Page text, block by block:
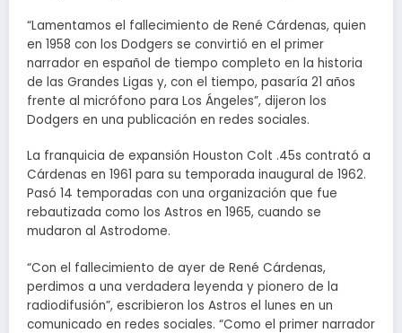
“Lamentamos el fallecimiento de René Cárdenas, quien
en 1958 con los Dodgers se convirtió en el primer
narrador en español de tiempo completo en la historia
de las Grandes Ligas y, con el tiempo, pasaría 21 años
frente al micrófono para Los Ángeles”, dijeron los
Dodgers en una publicación en redes sociales.
La franquicia de expansión Houston Colt .45s contrató a
Cárdenas en 1961 para su temporada inaugural de 1962.
Pasó 14 temporadas con una organización que fue
rebautizada como los Astros en 1965, cuando se
mudaron al Astrodome.
“Con el fallecimiento de ayer de René Cárdenas,
perdimos a una verdadera leyenda y pionero de la
radiodifusión”, escribieron los Astros el lunes en un
comunicado en redes sociales. “Como el primer narrador